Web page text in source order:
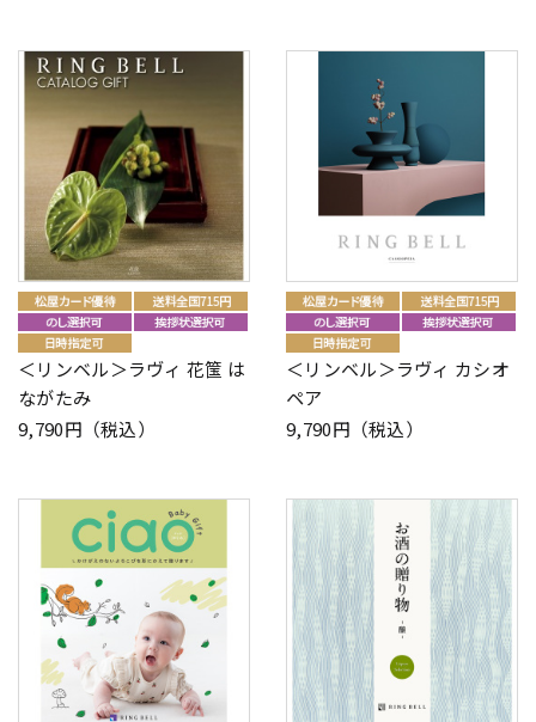
＜リンベル＞ラヴィ 花筺 は
ながたみ
9,790円（税込）
＜リンベル＞ラヴィ カシオ
ペア
9,790円（税込）